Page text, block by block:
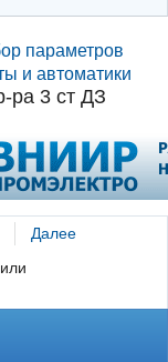
параметров
и автоматики
ра 3 ст ДЗ
Далее
или